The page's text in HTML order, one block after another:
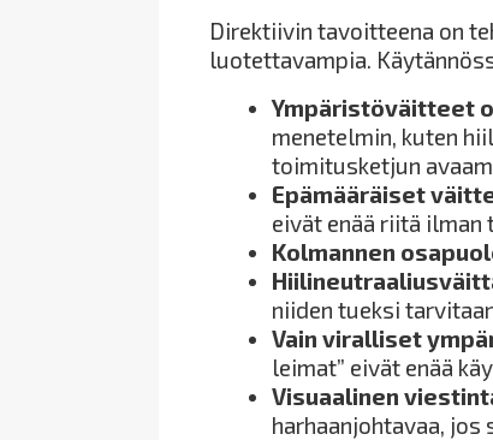
Direktiivin tavoitteena on
luotettavampia.
Ympäristöväitteet
menetelmin, kuten
toimitusketjun
Epämääräiset
eivät enää riitä ilman
Kolmannen
niiden tueksi
Vain viralliset
leimat” eivät enää
Visuaalinen
harhaanjohtavaa,